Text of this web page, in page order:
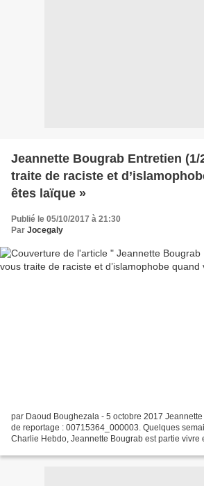
Jeannette Bougrab Entretien (1/
traite de raciste et
êtes laïque »
Publié le 05/10/2017 à 21:30
Par Jocegaly
par Daoud Boughezala - 5 octobre 2017
de reportage : 00715364_000003. Quelques
Charlie Hebdo, Jeannette Bougrab est partie vivre